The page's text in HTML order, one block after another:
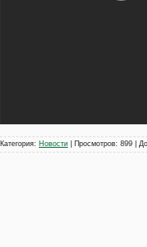
Категория: Новости | Просмотров: 899 |